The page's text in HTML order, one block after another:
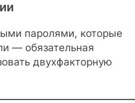
паролями, которые
— обязательная
двухфакторную